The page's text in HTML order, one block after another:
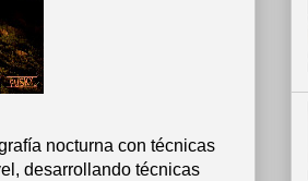
nocturna con técnicas
desarrollando técnicas